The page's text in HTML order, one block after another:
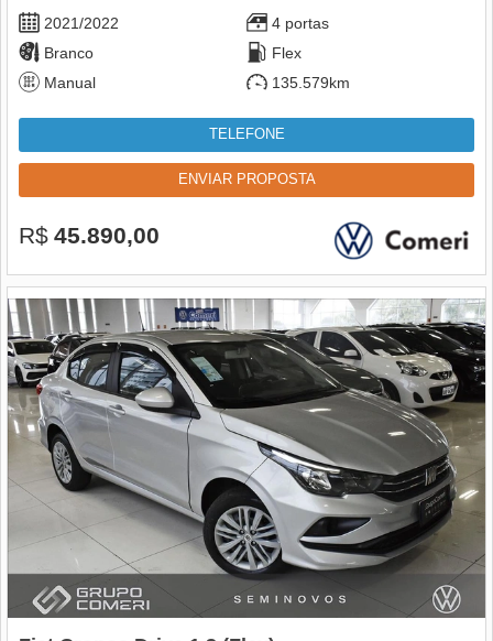
2021/2022
4 portas
Branco
Flex
Manual
135.579km
TELEFONE
ENVIAR PROPOSTA
R$ 45.890,00